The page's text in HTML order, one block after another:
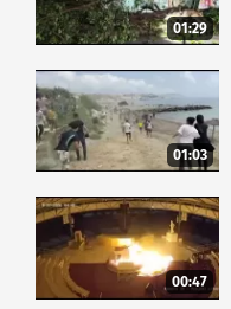
01:29
01:03
00:47